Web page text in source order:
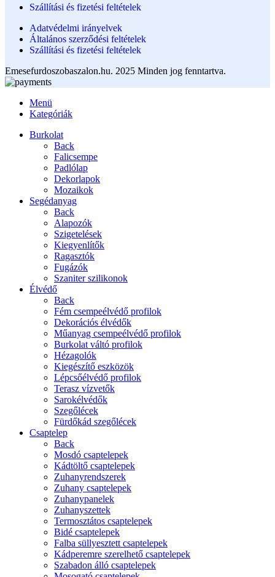
Szállítási és fizetési feltételek
Adatvédelmi irányelvek
Általános szerződési feltételek
Szállítási és fizetési feltételek
Emesefurdoszobaszalon.hu. 2025 Minden jog fenntartva.
Menü
Kategóriák
Burkolat
Back
Falicsempe
Padlólap
Dekorlapok
Mozaikok
Segédanyag
Back
Alapozók
Szigetelések
Kiegyenlítők
Ragasztók
Fugázók
Szaniter szilikonok
Élvédő
Back
Fém csempeélvédő profilok
Dekorációs élvédők
Műanyag csempeélvédő profilok
Burkolat váltó profilok
Hézagolók
Kiegészítő eszközök
Lépcsőélvédő profilok
Terasz vízvetők
Sarokélvédők
Szegőlécek
Fürdőkád szegőlécek
Csaptelep
Back
Mosdó csaptelepek
Kádtöltő csaptelepek
Zuhanyrendszerek
Zuhany csaptelepek
Zuhanypanelek
Zuhanyszettek
Termosztátos csaptelepek
Bidé csaptelepek
Falba süllyesztett csaptelepek
Kádperemre szerelhető csaptelepek
Szabadon álló csaptelepek